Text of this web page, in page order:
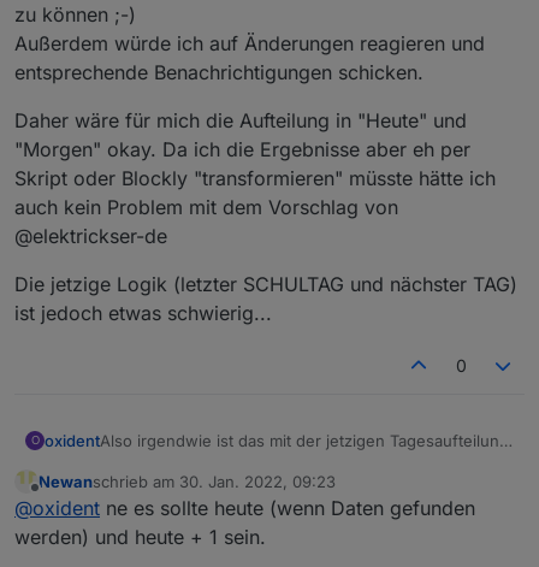
zu können ;-)
Außerdem würde ich auf Änderungen reagieren und
entsprechende Benachrichtigungen schicken.
Daher wäre für mich die Aufteilung in "Heute" und
"Morgen" okay. Da ich die Ergebnisse aber eh per
Skript oder Blockly "transformieren" müsste hätte ich
auch kein Problem mit dem Vorschlag von
@elektrickser-de
Die jetzige Logik (letzter SCHULTAG und nächster TAG)
ist jedoch etwas schwierig...
0
O oxidentAlso irgendwie ist das mit der jetzigen Tagesaufteilung
Ferienwochenende) noch immer der Stundenplan vom
Freitag. DP 1 ist (logischerweise) leer.
Ich für meinen Teil würde den Adapter gerne dafür
nutzen, um per Vis zu sehen, ob heute oder morgen
etwas ausfällt um den Tagesablauf der Familie planen
Daher wäre für mich die Aufteilung in "Heute" und
Offline
Newanschrieb am 30. Jan. 2022, 09:23
zuletzt editiert von
@oxident ne es sollte heute (wenn Daten gefunden
werden) und heute + 1 sein.